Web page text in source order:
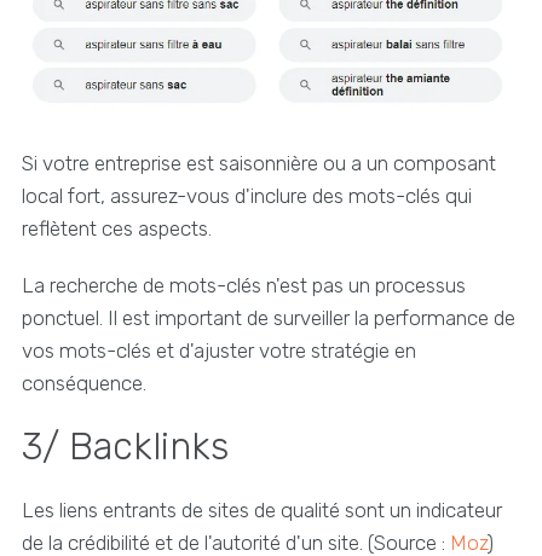
Si votre entreprise est saisonnière ou a un composant
local fort, assurez-vous d'inclure des mots-clés qui
reflètent ces aspects.
La recherche de mots-clés n'est pas un processus
ponctuel. Il est important de surveiller la performance de
vos mots-clés et d'ajuster votre stratégie en
conséquence.
3/ Backlinks
Les liens entrants de sites de qualité sont un indicateur
de la crédibilité et de l'autorité d'un site. (Source : Moz)